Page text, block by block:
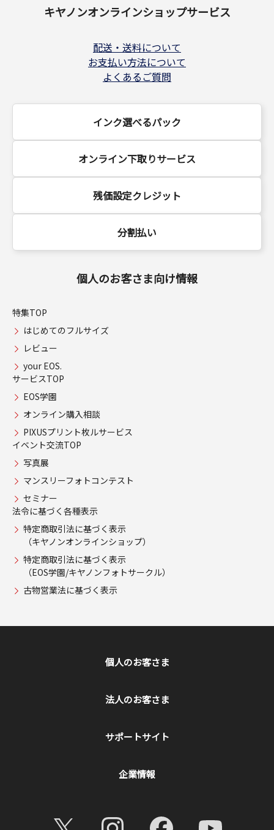
キヤノンオンラインショップサービス
配送・送料について
お支払い方法について
よくあるご質問
インク選べるパック
オンライン下取りサービス
残価設定クレジット
分割払い
個人のお客さま向け情報
特集TOP
はじめてのフルサイズ
レビュー
your EOS.
サービスTOP
EOS学園
オンライン購入相談
PIXUSプリント枚ルサービス
イベント交流TOP
写真展
マンスリーフォトコンテスト
セミナー
法令に基づく各種表示
特定商取引法に基づく表示
（キヤノンオンラインショップ）
特定商取引法に基づく表示
（EOS学園/キヤノンフォトサークル）
古物営業法に基づく表示
個人のお客さま
法人のお客さま
サポートサイト
企業情報